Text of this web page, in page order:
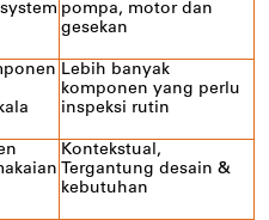
pompa, motor dan
gesekan
Lebih banyak
komponen yang perlu
inspeksi rutin
Kontekstual,
Tergantung desain &
kebutuhan